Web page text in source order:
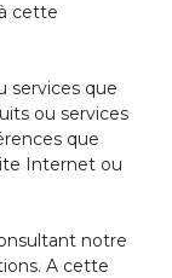
cette
services que
ou services
que
Internet ou
notre
A cette